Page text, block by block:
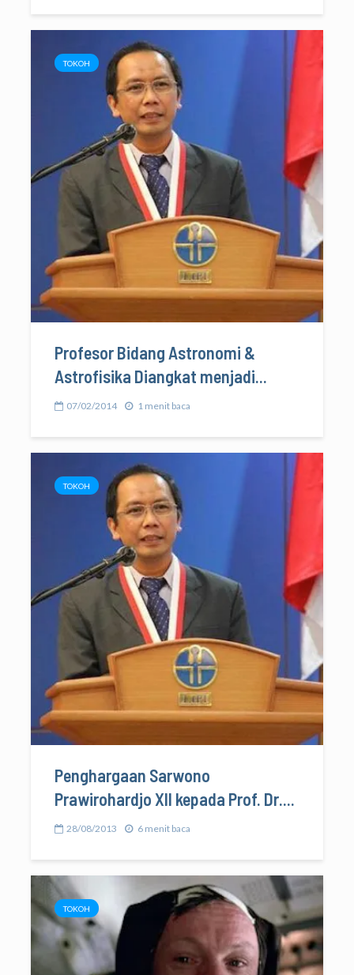
TOKOH
Profesor Bidang Astronomi &
Astrofisika Diangkat menjadi...
07/02/2014 1 menit baca
TOKOH
Penghargaan Sarwono
Prawirohardjo XII kepada Prof. Dr....
28/08/2013 6 menit baca
TOKOH